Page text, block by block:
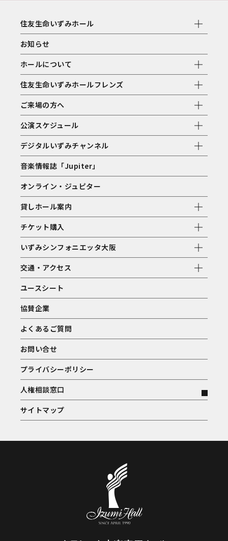
住友生命いずみホール
お知らせ
ホールについて
住友生命いずみホールフレンズ
ご来場の方へ
公演スケジュール
デジタルいずみチャンネル
音楽情報誌「Jupiter」
オンライン・ジュピター
貸しホール案内
チケット購入
いずみシンフォニエッタ大阪
交通・アクセス
ユースシート
協賛企業
よくあるご質問
お問い合せ
プライバシーポリシー
人権相談窓口
サイトマップ